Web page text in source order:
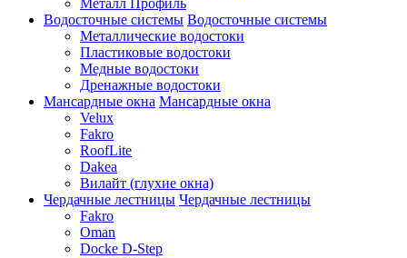
Металл Профиль
Водосточные системы Водосточные системы
Металлические водостоки
Пластиковые водостоки
Медные водостоки
Дренажные водостоки
Мансардные окна Мансардные окна
Velux
Fakro
RoofLite
Dakea
Вилайт (глухие окна)
Чердачные лестницы Чердачные лестницы
Fakro
Oman
Docke D-Step